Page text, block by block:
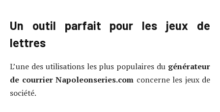
Un outil parfait pour les jeux de
lettres
L’une des utilisations les plus populaires du générateur
de courrier Napoleonseries.com concerne les jeux de
société.